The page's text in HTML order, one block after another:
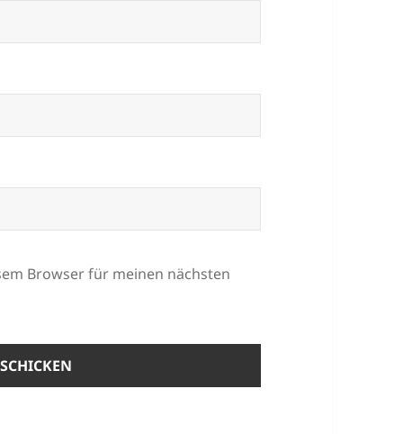
Browser für meinen nächsten